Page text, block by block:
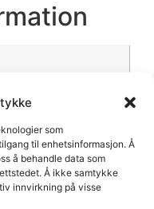
som
til enhetsinformasjon. Å
å behandle data som
Å ikke samtykke
innvirkning på visse